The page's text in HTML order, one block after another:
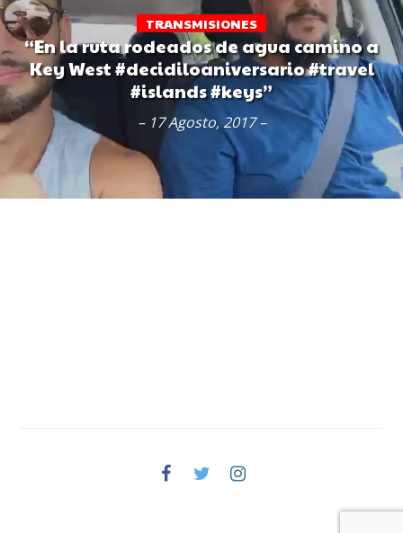
TRANSMISIONES
“En la ruta rodeados de agua camino a
Key West #decidiloaniversario #travel
#islands #keys”
– 17 Agosto, 2017 –
Facebook
TwitterInstagram